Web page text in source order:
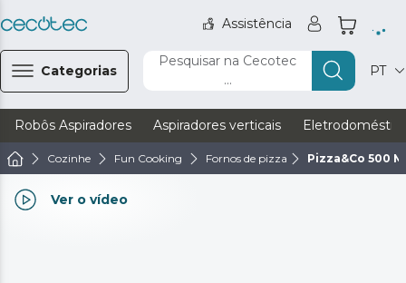
Assistência
Categorias
Pesquisar na Cecotec
...
PT
Robôs Aspiradores Aspiradores verticais
Cozinhe Fun Cooking Fornos de pizza Pizza&Co 500
Ver o vídeo